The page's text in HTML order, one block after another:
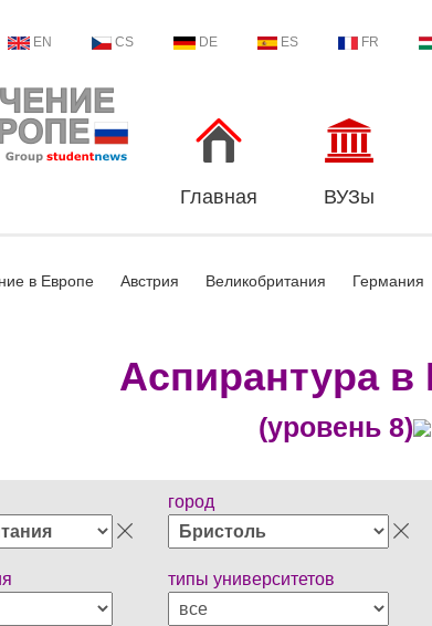
EN CS DE ES FR
Главная ВУЗы
в Европе Австрия Великобритания Германия
Аспирантура в
(уровень 8)
город
типы университетов